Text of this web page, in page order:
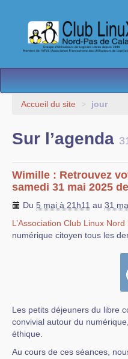
L’Association
Besoin d’Aide ?
Contact
Espace membres
Accueil du site > jour
Sur l’agenda
Wimille : Retrouvez
samedi 31 mai 2025
Du 5 mai à 21h11 au 31
L’Association Club Linux
numérique citoyen tous les
Les petits déjeuners du libre
convivial autour du
éthique.
Au cours de ces séances,